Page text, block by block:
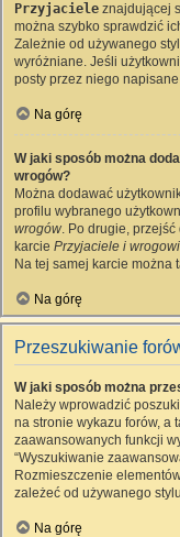
Przyjaciele znajdującej
można szybko sprawdzić
Zależnie od używanego
wyróżniane. Jeśli
posty przez niego
Na górę
W jaki sposób można
wrogów?
Można dodawać
profilu wybranego
wrogów. Po drugie,
karcie Przyjaciele i
Na tej samej karcie można
Na górę
Przeszukiwanie
W jaki sposób można
Należy wprowadzić
na stronie wykazu forów, a
zaawansowanych funkcji
“Wyszukiwanie
Rozmieszczenie
zależeć od używanego
Na górę